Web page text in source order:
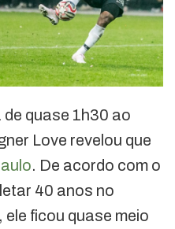
quase 1h30 ao
Love revelou que
. De acordo com o
40 anos no
ele ficou quase meio